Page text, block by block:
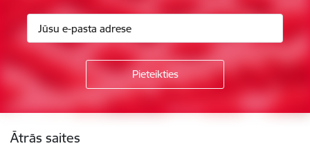
Ātrās saites